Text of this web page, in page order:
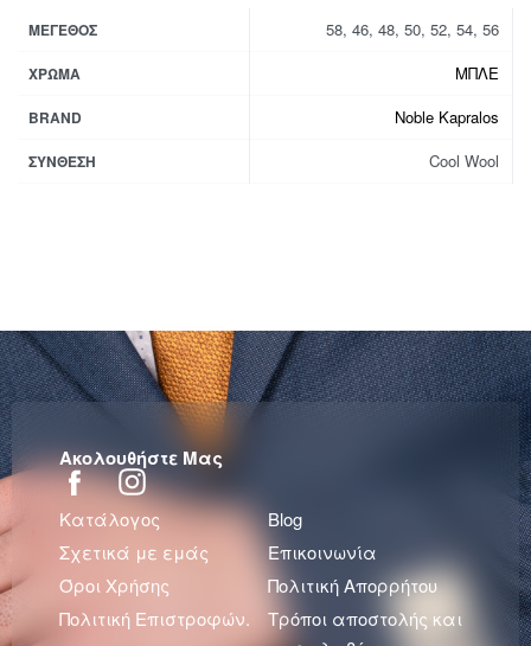
ΜΈΓΕΘΟΣ 58, 46, 48, 50, 52, 54, 56
ΧΡΏΜΑ ΜΠΛΕ
BRAND Noble Kapralos
ΣΎΝΘΕΣΗ Cool Wool
Ακολουθήστε Μας
Κατάλογος
Blog
Σχετικά με εμάς
Επικοινωνία
Όροι Χρήσης
Πολιτική Απορρήτου
Πολιτική Επιστροφών.
Τρόποι αποστολής και